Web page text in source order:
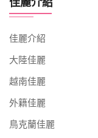
佳麗介紹
大陸佳麗
越南佳麗
外籍佳麗
鳥克蘭佳麗